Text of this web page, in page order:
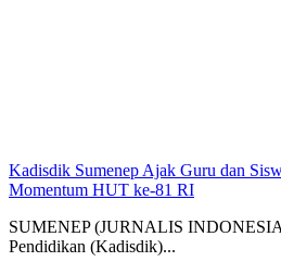
Kadisdik Sumenep Ajak Guru dan
Momentum HUT ke-81 RI
SUMENEP (JURNALIS
Pendidikan (Kadisdik)...